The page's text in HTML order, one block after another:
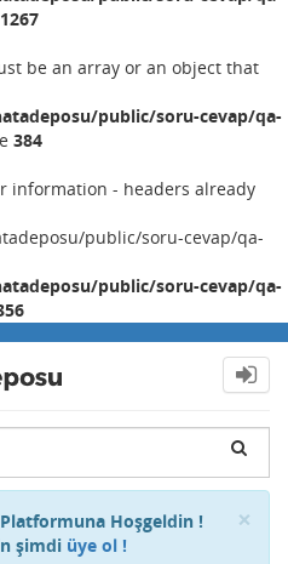
1267
be an array or an object that
public/soru-cevap/qa-
384
information - headers already
public/soru-cevap/qa-
public/soru-cevap/qa-
×
Hoşgeldin !
şimdi üye ol !